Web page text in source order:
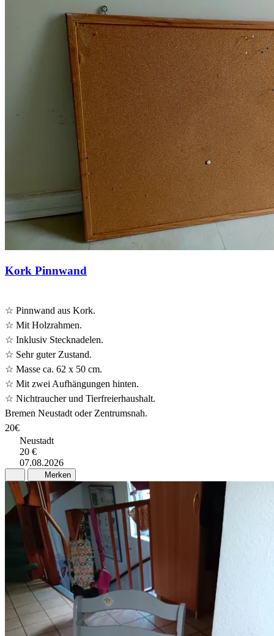
Kork Pinnwand
☆ Pinnwand aus Kork.
☆ Mit Holzrahmen.
☆ Inklusiv Stecknadelen.
☆ Sehr guter Zustand.
☆ Masse ca. 62 x 50 cm.
☆ Mit zwei Aufhängungen hinten.
☆ Nichtraucher und Tierfreierhaushalt.
Bremen Neustadt oder Zentrumsnah.
20€
Neustadt
20 €
07.08.2026
Merken